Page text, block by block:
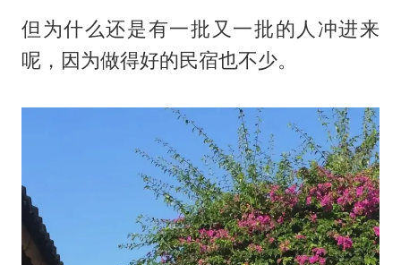
但为什么还是有一批又一批的人冲进来
呢，因为做得好的民宿也不少。